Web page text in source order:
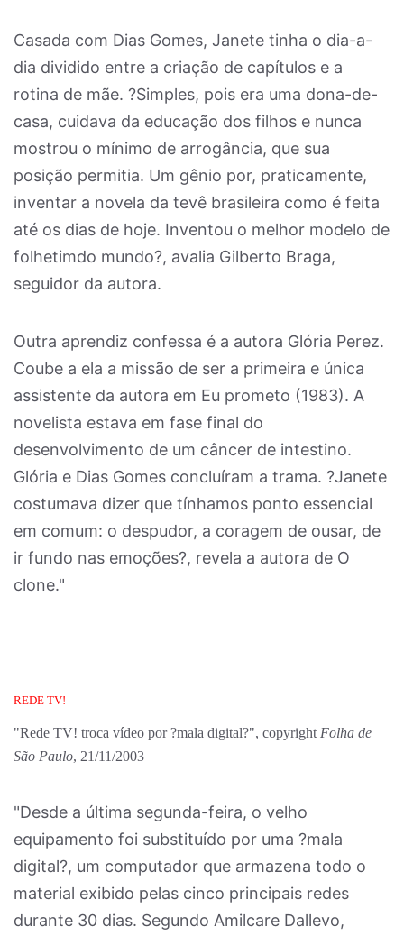
Casada com Dias Gomes, Janete tinha o dia-a-
dia dividido entre a criação de capítulos e a
rotina de mãe. ?Simples, pois era uma dona-de-
casa, cuidava da educação dos filhos e nunca
mostrou o mínimo de arrogância, que sua
posição permitia. Um gênio por, praticamente,
inventar a novela da tevê brasileira como é feita
até os dias de hoje. Inventou o melhor modelo de
folhetimdo mundo?, avalia Gilberto Braga,
seguidor da autora.
Outra aprendiz confessa é a autora Glória Perez.
Coube a ela a missão de ser a primeira e única
assistente da autora em Eu prometo (1983). A
novelista estava em fase final do
desenvolvimento de um câncer de intestino.
Glória e Dias Gomes concluíram a trama. ?Janete
costumava dizer que tínhamos ponto essencial
em comum: o despudor, a coragem de ousar, de
ir fundo nas emoções?, revela a autora de O
clone."
REDE TV!
"Rede TV! troca vídeo por ?mala digital?", copyright Folha de
São Paulo, 21/11/2003
"Desde a última segunda-feira, o velho
equipamento foi substituído por uma ?mala
digital?, um computador que armazena todo o
material exibido pelas cinco principais redes
durante 30 dias. Segundo Amilcare Dallevo,